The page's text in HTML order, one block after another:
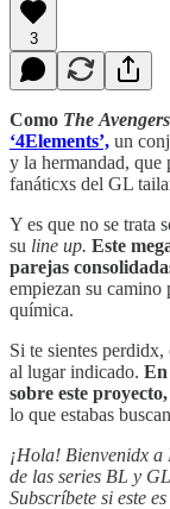
3
Como The Avengers
‘4Elements’, un
y la hermandad, que
fanáticxs del GL
Y es que no se trata
su line up. Este
parejas
empiezan su camino
química.
Si te sientes
al lugar indicado. En
sobre este
lo que estabas
¡Hola! Bienvenidx a
de las series BL y
Subscríbete si este